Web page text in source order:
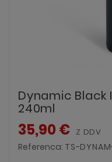
Dynamic Black
240ml
35,90 € Z DDV
Referenca: TS-